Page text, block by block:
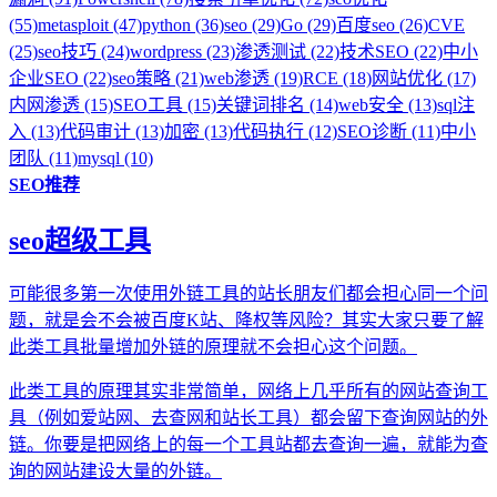
(55)metasploit (47)python (36)seo (29)Go (29)百度seo (26)CVE
(25)seo技巧 (24)wordpress (23)渗透测试 (22)技术SEO (22)中小
企业SEO (22)seo策略 (21)web渗透 (19)RCE (18)网站优化 (17)
内网渗透 (15)SEO工具 (15)关键词排名 (14)web安全 (13)sql注
入 (13)代码审计 (13)加密 (13)代码执行 (12)SEO诊断 (11)中小
团队 (11)mysql (10)
SEO推荐
seo超级工具
可能很多第一次使用外链工具的站长朋友们都会担心同一个问
题，就是会不会被百度K站、降权等风险？其实大家只要了解
此类工具批量增加外链的原理就不会担心这个问题。
此类工具的原理其实非常简单，网络上几乎所有的网站查询工
具（例如爱站网、去查网和站长工具）都会留下查询网站的外
链。你要是把网络上的每一个工具站都去查询一遍，就能为查
询的网站建设大量的外链。